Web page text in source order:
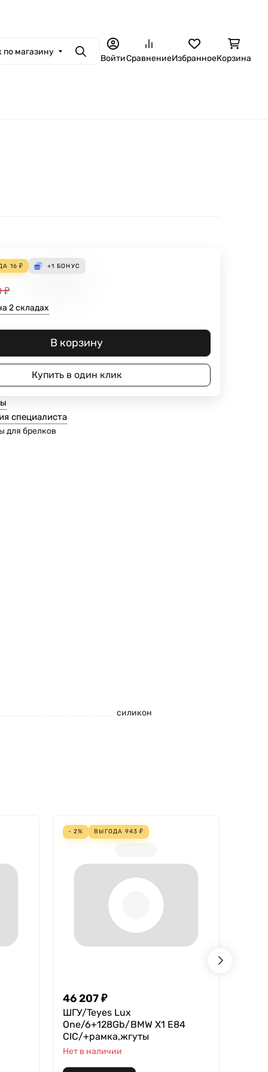
по магазину ПоискВойтиСравнениеИзбранноеКорзина
16 ₽ +1 БОНУС
₽
2 складах
В корзину
Купить в один клик
специалиста
для брелков
силикон
- 2% ВЫГОДА 943 ₽
46 207₽
ШГУ/Teyes Lux
One/6+128Gb/BMW X1 E84
CIC/+рамка,жгуты
Нет в наличии